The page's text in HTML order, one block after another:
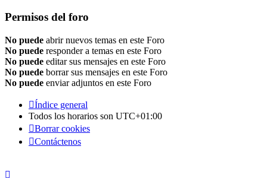
Permisos del foro
No puede abrir nuevos temas en este Foro
No puede responder a temas en este Foro
No puede editar sus mensajes en este Foro
No puede borrar sus mensajes en este Foro
No puede enviar adjuntos en este Foro
Índice general
Todos los horarios son UTC+01:00
Borrar cookies
Contáctenos